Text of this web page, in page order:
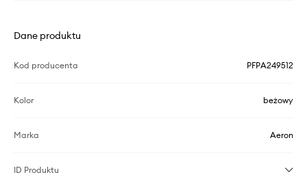
Dane produktu
Kod producenta PFPA249512
Kolor beżowy
Marka Aeron
ID Produktu